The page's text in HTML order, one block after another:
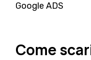
Google ADS
Come